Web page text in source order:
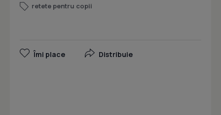
retete pentru copii
Îmi place Distribuie